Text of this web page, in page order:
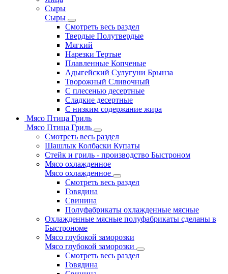
Сыры
Сыры
Смотреть весь раздел
Твердые Полутвердые
Мягкий
Нарезки Тертые
Плавленные Копченые
Адыгейский Сулугуни Брынза
Творожный Сливочный
С плесенью десертные
Сладкие десертные
С низким содержание жира
Мясо Птица Гриль
Мясо Птица Гриль
Смотреть весь раздел
Шашлык Колбаски Купаты
Стейк и гриль - производство Быстроном
Мясо охлажденное
Мясо охлажденное
Смотреть весь раздел
Говядина
Свинина
Полуфабрикаты охлажденные мясные
Охлажденные мясные полуфабрикаты сделаны в
Быстрономе
Мясо глубокой заморозки
Мясо глубокой заморозки
Смотреть весь раздел
Говядина